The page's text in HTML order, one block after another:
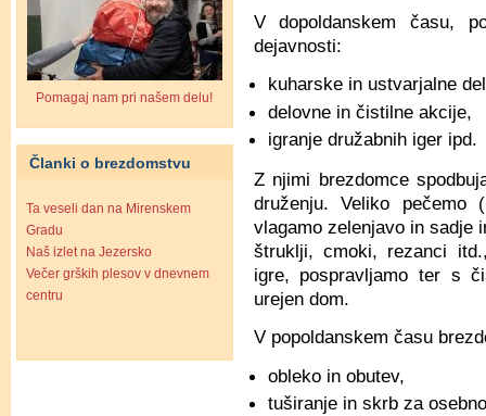
Pomagaj nam pri našem delu!
Članki o brezdomstvu
Ta veseli dan na Mirenskem
Gradu
Naš izlet na Jezersko
Večer grških plesov v dnevnem
centru
V dopoldanskem času,
dejavnosti:
kuharske in ustvarjalne
delovne in čistilne akcije,
igranje družabnih iger ipd.
Z njimi brezdomce
druženju. Veliko pečemo
vlagamo zelenjavo in sadje
štruklji, cmoki, rezanci
igre, pospravljamo ter s
urejen dom.
V popoldanskem času
obleko in obutev,
tuširanje in skrb za